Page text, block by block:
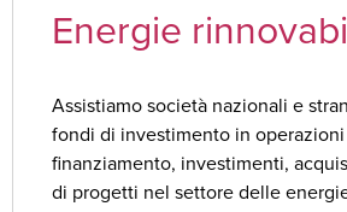
Energie
Assistiamo società nazionali e
fondi di investimento in
finanziamento, investimenti,
di progetti nel settore delle